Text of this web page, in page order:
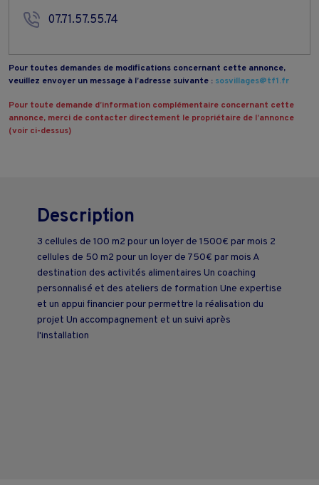
07.71.57.55.74
Pour toutes demandes de modifications concernant cette annonce,
veuillez envoyer un message à l’adresse suivante : sosvillages@tf1.fr
Pour toute demande d’information complémentaire concernant cette
annonce, merci de contacter directement le propriétaire de l’annonce
(voir ci-dessus)
Description
3 cellules de 100 m2 pour un loyer de 1500€ par mois 2
cellules de 50 m2 pour un loyer de 750€ par mois A
destination des activités alimentaires Un coaching
personnalisé et des ateliers de formation Une expertise
et un appui financier pour permettre la réalisation du
projet Un accompagnement et un suivi après
l'installation